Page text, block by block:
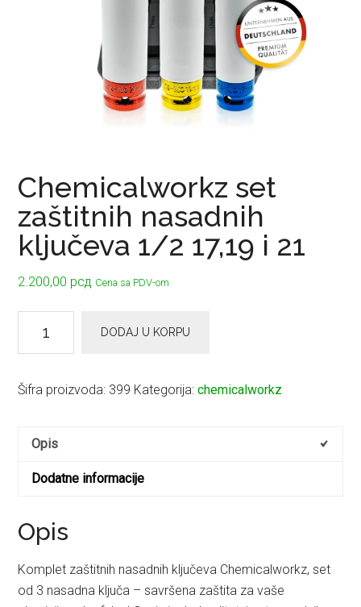
Chemicalworkz set
zaštitnih nasadnih
ključeva 1/2 17,19 i 21
2.200,00 рсд Cena sa PDV-om
nasadnih
17,19
DODAJ U KORPU
Šifra proizvoda: 399 Kategorija:chemicalworkz
Opis
Dodatne informacije
Opis
Komplet zaštitnih nasadnih ključeva Chemicalworkz, set
od 3 nasadna ključa – savršena zaštita za vaše